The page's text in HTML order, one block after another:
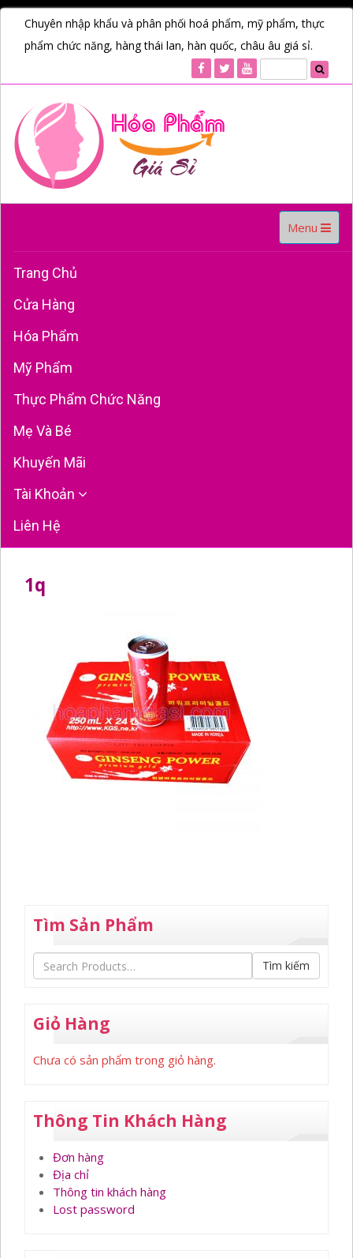
Chuyên nhập khẩu và phân phối hoá phẩm, mỹ phẩm, thực
phẩm chức năng, hàng thái lan, hàn quốc, châu âu giá sỉ.
Toggle
navigation
Menu
Trang Chủ
Cửa Hàng
Hóa Phẩm
Mỹ Phẩm
Thực Phẩm Chức Năng
Mẹ Và Bé
Khuyến Mãi
Tài Khoản
Liên Hệ
1q
Tìm Sản Phẩm
Tìm kiếm
Giỏ Hàng
Chưa có sản phẩm trong giỏ hàng.
Thông Tin Khách Hàng
Đơn hàng
Địa chỉ
Thông tin khách hàng
Lost password